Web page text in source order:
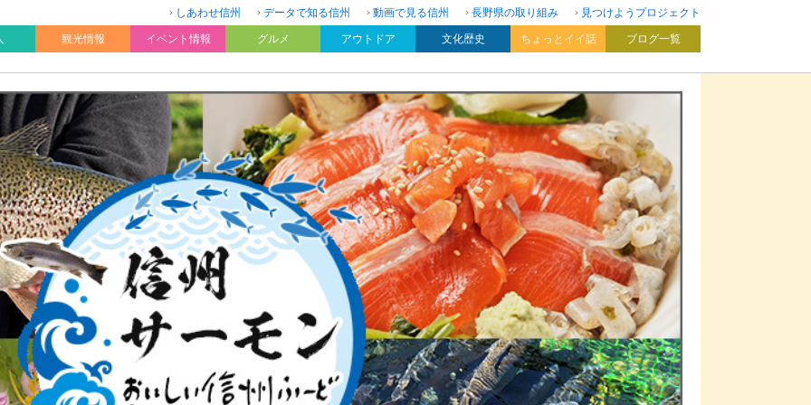
しあわせ信州 データで知る信州 動画で見る信州 長野県の取り組み
見つけようプロジェクト
観光情報 イベント情報 グルメ アウトドア 文化歴史 ちょっとイイ話 ブログ一覧